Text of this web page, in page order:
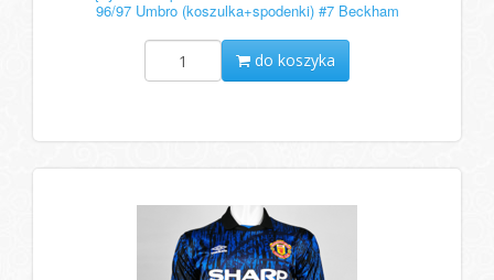
96/97 Umbro (koszulka+spodenki) #7 Beckham
do koszyka